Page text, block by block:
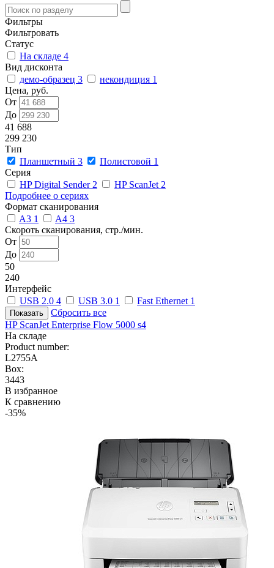
Фильтры
Фильтровать
Статус
На складе 4
Вид дисконта
демо-образец 3 некондиция 1
Цена, руб.
От
До
41 688
299 230
Тип
Планшетный 3 Полистовой 1
Серия
HP Digital Sender 2 HP ScanJet 2
Подробнее о сериях
Формат сканирования
A3 1 A4 3
Скороть сканирования, стр./мин.
От
До
50
240
Интерфейс
USB 2.0 4 USB 3.0 1 Fast Ethernet 1
Сбросить все
HP ScanJet Enterprise Flow 5000 s4
На складе
Product number:
L2755A
Box:
3443
В избранное
К сравнению
-35%